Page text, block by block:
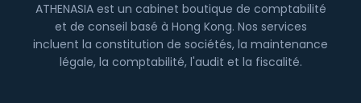
ATHENASIA est un cabinet boutique de comptabilité
et de conseil basé à Hong Kong. Nos services
incluent la constitution de sociétés, la maintenance
légale, la comptabilité, l'audit et la fiscalité.